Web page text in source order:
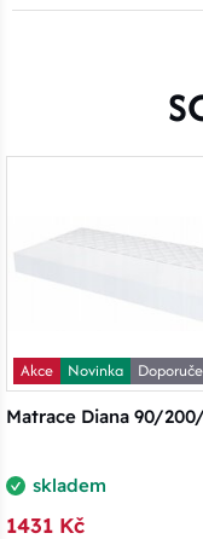
Akce Novinka
Matrace Diana 90/
skladem
1431 Kč